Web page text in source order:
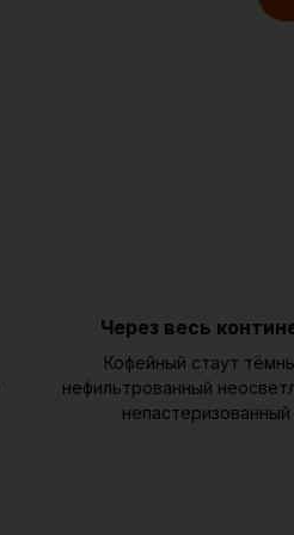
Через весь
Кофейный стаут
нефильтрованный
непастеризованный